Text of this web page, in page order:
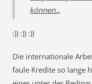
können.„
:)) :)) :))
Die internationale
faule Kredite so lange